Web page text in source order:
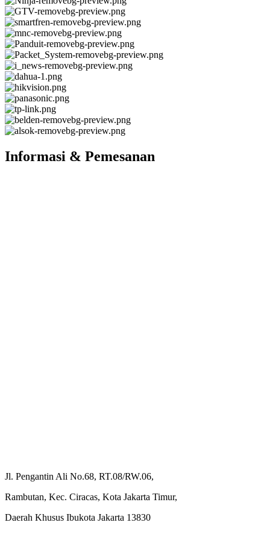
Informasi & Pemesanan
Jl. Pengantin Ali No.68, RT.08/RW.06,
Rambutan, Kec. Ciracas, Kota Jakarta Timur,
Daerah Khusus Ibukota Jakarta 13830